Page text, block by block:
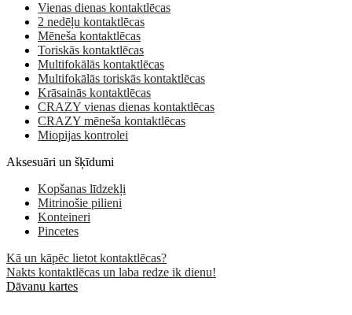
Vienas dienas kontaktlēcas
2 nedēļu kontaktlēcas
Mēneša kontaktlēcas
Toriskās kontaktlēcas
Multifokālās kontaktlēcas
Multifokālās toriskās kontaktlēcas
Krāsainās kontaktlēcas
CRAZY vienas dienas kontaktlēcas
CRAZY mēneša kontaktlēcas
Miopijas kontrolei
Aksesuāri un šķīdumi
Kopšanas līdzekļi
Mitrinošie pilieni
Konteineri
Pincetes
Kā un kāpēc lietot kontaktlēcas?
Nakts kontaktlēcas un laba redze ik dienu!
Dāvanu kartes